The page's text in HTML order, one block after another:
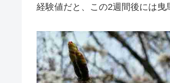
経験値だと、この2週間後には曳